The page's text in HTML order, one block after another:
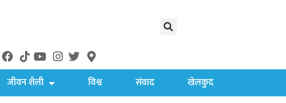
जीवन शैली विश्व संवाद खेलकुद